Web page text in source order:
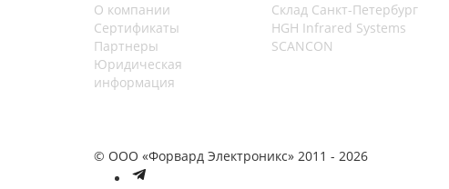
О компании
Сертификаты
Партнеры
Юридическая
информация
Cклад Санкт-Петербург
HGH Infrared Systems
SCANCON
© ООО «Форвард Электроникс» 2011 - 2026